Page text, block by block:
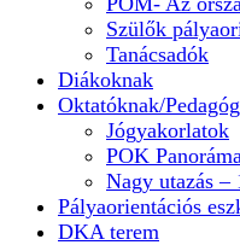
Szülők
Tanácsadók
Diákoknak
Oktatóknak/
Jógyakorlatok
POK
Nagy utazás
Pályaorientációs
DKA terem